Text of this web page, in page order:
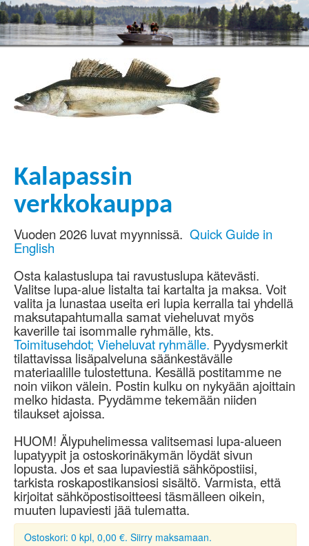
Kalapassin
verkkokauppa
Vuoden 2026 luvat myynnissä. Quick Guide in
English
Osta kalastuslupa tai ravustuslupa kätevästi.
Valitse lupa-alue listalta tai kartalta ja maksa. Voit
valita ja lunastaa useita eri lupia kerralla tai yhdellä
maksutapahtumalla samat vieheluvat myös
kaverille tai isommalle ryhmälle, kts.
Toimitusehdot; Vieheluvat ryhmälle. Pyydysmerkit
tilattavissa lisäpalveluna säänkestävälle
materiaalille tulostettuna. Kesällä postitamme ne
noin viikon välein. Postin kulku on nykyään ajoittain
melko hidasta. Pyydämme tekemään niiden
tilaukset ajoissa.
HUOM! Älypuhelimessa valitsemasi lupa-alueen
lupatyypit ja ostoskorinäkymän löydät sivun
lopusta. Jos et saa lupaviestiä sähköpostiisi,
tarkista roskapostikansiosi sisältö. Varmista, että
kirjoitat sähköpostisoitteesi täsmälleen oikein,
muuten lupaviesti jää tulematta.
Ostoskori: 0 kpl, 0,00 €. Siirry maksamaan.